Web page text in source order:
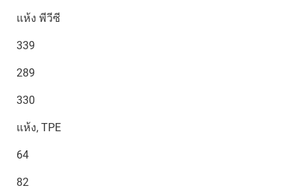
แห้ง พีวีซี
339
289
330
แห้ง, TPE
64
82